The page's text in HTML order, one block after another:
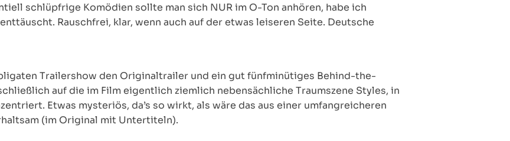
schlüpfrige Komödien sollte man sich NUR im O-Ton anhören, habe ich
Rauschfrei, klar, wenn auch auf der etwas leiseren Seite. Deutsche
Trailershow den Originaltrailer und ein gut fünfminütiges Behind-the-
auf die im Film eigentlich ziemlich nebensächliche Traumszene Styles, in
Etwas mysteriös, da’s so wirkt, als wäre das aus einer umfangreicheren
(im Original mit Untertiteln).